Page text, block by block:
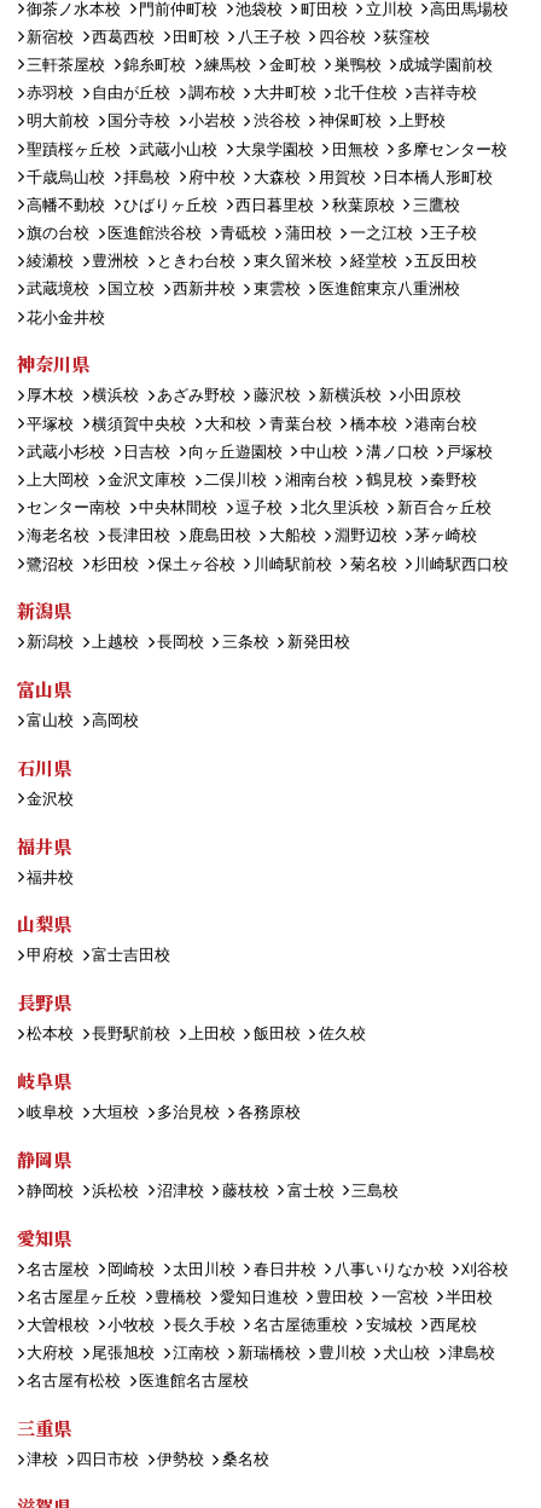
御茶ノ水本校 門前仲町校 池袋校 町田校 立川校
高田馬場校
新宿校
西葛西校 田町校 八王子校 四谷校
荻窪校
三軒茶屋校
錦糸町校 練馬校 金町校 巣鴨校
成城学園前校
赤羽校
自由が丘校 調布校 大井町校 北千住校
吉祥寺校
明大前校
国分寺校 小岩校 渋谷校 神保町校
上野校
聖蹟桜ヶ丘校
武蔵小山校 大泉学園校 田無校
多摩センター校
千歳烏山校
拝島校 府中校 大森校 用賀校
日本橋人形町校
高幡不動校
ひばりヶ丘校 西日暮里校 秋葉原校
三鷹校
旗の台校
医進館渋谷校 青砥校 蒲田校 一之江校
王子校
綾瀬校
豊洲校 ときわ台校 東久留米校 経堂校
五反田校
武蔵境校
国立校 西新井校 東雲校
医進館東京八重洲校
花小金井校
神奈川県
厚木校 横浜校 あざみ野校 藤沢校 新横浜校
小田原校
平塚校
横須賀中央校 大和校 青葉台校 橋本校
港南台校
武蔵小杉校
日吉校 向ヶ丘遊園校 中山校 溝ノ口校
戸塚校
上大岡校
金沢文庫校 二俣川校 湘南台校 鶴見校
秦野校
センター南校
中央林間校 逗子校 北久里浜校
新百合ヶ丘校
海老名校
長津田校 鹿島田校 大船校 淵野辺校
茅ヶ崎校
鷺沼校
杉田校 保土ヶ谷校 川崎駅前校 菊名校 川崎駅西口校
新潟県
新潟校 上越校 長岡校 三条校 新発田校
富山県
富山校 高岡校
石川県
金沢校
福井県
福井校
山梨県
甲府校 富士吉田校
長野県
松本校 長野駅前校 上田校 飯田校 佐久校
岐阜県
岐阜校 大垣校 多治見校 各務原校
静岡県
静岡校 浜松校 沼津校 藤枝校 富士校 三島校
愛知県
名古屋校 岡崎校 太田川校 春日井校 八事いりなか校
刈谷校
名古屋星ヶ丘校
豊橋校 愛知日進校 豊田校 一宮校
半田校
大曽根校
小牧校 長久手校 名古屋徳重校 安城校
西尾校
大府校
尾張旭校 江南校 新瑞橋校 豊川校 犬山校
津島校
名古屋有松校
医進館名古屋校
三重県
津校 四日市校 伊勢校 桑名校